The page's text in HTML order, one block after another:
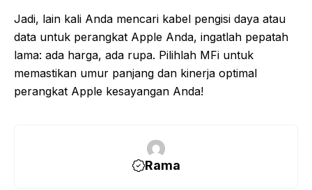
Jadi, lain kali Anda mencari kabel pengisi daya atau
data untuk perangkat Apple Anda, ingatlah pepatah
lama: ada harga, ada rupa. Pilihlah MFi untuk
memastikan umur panjang dan kinerja optimal
perangkat Apple kesayangan Anda!
Rama